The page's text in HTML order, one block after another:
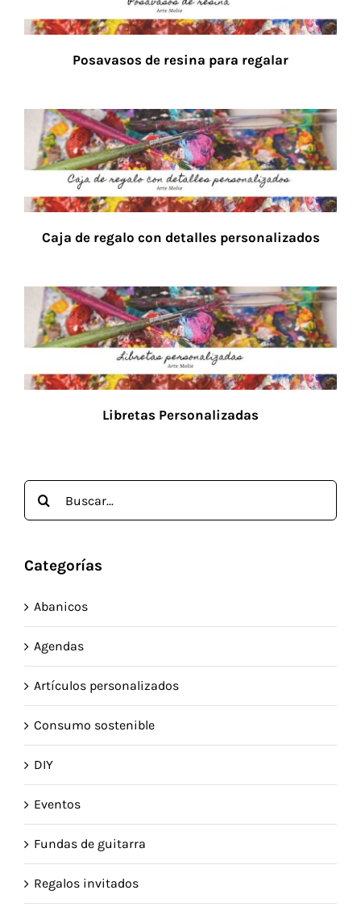
Posavasos de resina para regalar
Caja de regalo con detalles personalizados
Libretas Personalizadas
Categorías
Abanicos
Agendas
Artículos personalizados
Consumo sostenible
DIY
Eventos
Fundas de guitarra
Regalos invitados